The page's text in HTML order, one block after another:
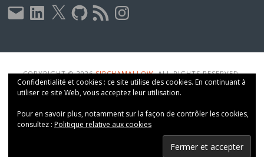
E-
mail
LinkedIn
X GitHubFlux
RSS
Instagram
COPYRIGHT © 2026SIRCHAMALLOW. ALL RIGHTS RESERVED.
THEME: VT BLOGGING BY VOLTHEMES . POWERED BYWORDPRESS
Confidentialité et cookies : ce site utilise des cookies. En continuant à
utiliser ce site Web, vous acceptez leur utilisation.
Pour en savoir plus, notamment sur la façon de contrôler les cookies,
consultez : Politique relative aux cookies